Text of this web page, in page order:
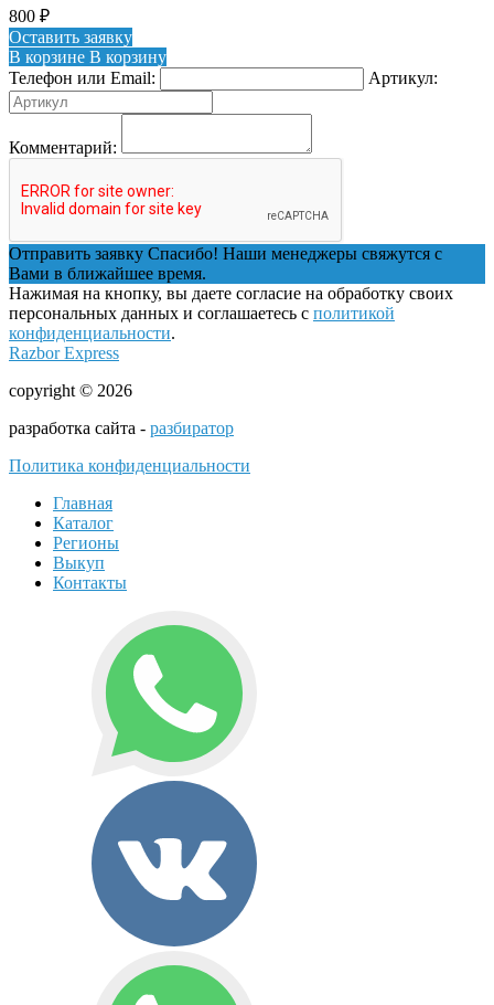
800 ₽
Оставить заявку
В корзине В корзину
Телефон или Email:
Артикул:
Комментарий:
Отправить заявку Спасибо! Наши менеджеры свяжутся с
Вами в ближайшее время.
Нажимая на кнопку, вы даете согласие на обработку своих
персональных данных и соглашаетесь с политикой
конфиденциальности.
Razbor Express
copyright © 2026
разработка сайта - разбиратор
Политика конфиденциальности
Главная
Каталог
Регионы
Выкуп
Контакты